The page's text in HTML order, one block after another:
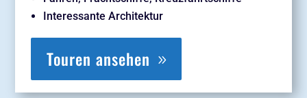
Interessante Architektur
Touren ansehen